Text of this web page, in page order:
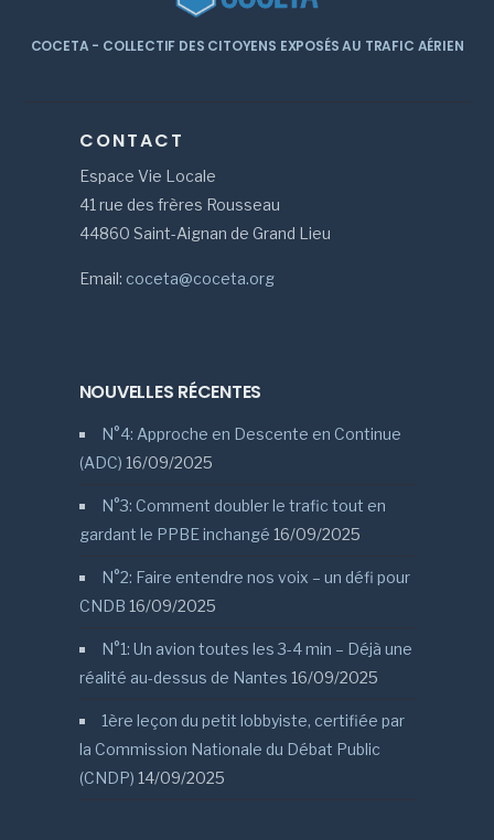
COCETA - COLLECTIF DES CITOYENS EXPOSÉS AU TRAFIC AÉRIEN
CONTACT
Espace Vie Locale
41 rue des frères Rousseau
44860 Saint-Aignan de Grand Lieu
Email: coceta@coceta.org
NOUVELLES RÉCENTES
N°4: Approche en Descente en Continue
(ADC) 16/09/2025
N°3: Comment doubler le trafic tout en
gardant le PPBE inchangé 16/09/2025
N°2: Faire entendre nos voix – un défi pour
CNDB 16/09/2025
N°1: Un avion toutes les 3-4 min – Déjà une
réalité au-dessus de Nantes 16/09/2025
1ère leçon du petit lobbyiste, certifiée par
la Commission Nationale du Débat Public
(CNDP) 14/09/2025